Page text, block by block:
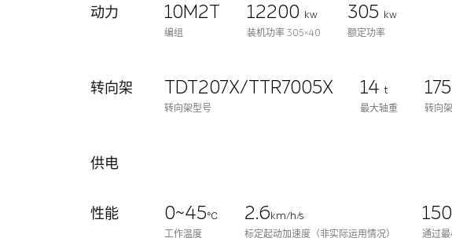
动力 10M2T
编组
12200
kw
装机功率 305×40
305
kw
额定功率
转向架 TDT207X/TTR7005X
转向架型号
14t
最大轴重
转向
供电
性能 0~45℃
工作温度
2.6 km/h/s
标定起动加速度（非实际运用情况）
150
通过